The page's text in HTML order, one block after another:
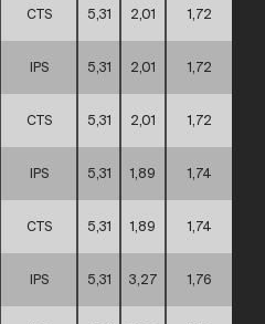
CTS 5,31 2,01 1,72
IPS 5,31 2,01 1,72
CTS 5,31 2,01 1,72
IPS 5,31 1,89 1,74
CTS 5,31 1,89 1,74
IPS 5,31 3,27 1,76